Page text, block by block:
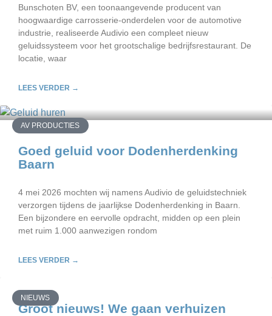
Bunschoten BV, een toonaangevende producent van
hoogwaardige carrosserie-onderdelen voor de automotive
industrie, realiseerde Audivio een compleet nieuw
geluidssysteem voor het grootschalige bedrijfsrestaurant. De
locatie, waar
LEES VERDER →
AV PRODUCTIES
Goed geluid voor Dodenherdenking
Baarn
4 mei 2026 mochten wij namens Audivio de geluidstechniek
verzorgen tijdens de jaarlijkse Dodenherdenking in Baarn.
Een bijzondere en eervolle opdracht, midden op een plein
met ruim 1.000 aanwezigen rondom
LEES VERDER →
NIEUWS
Groot nieuws! We gaan verhuizen